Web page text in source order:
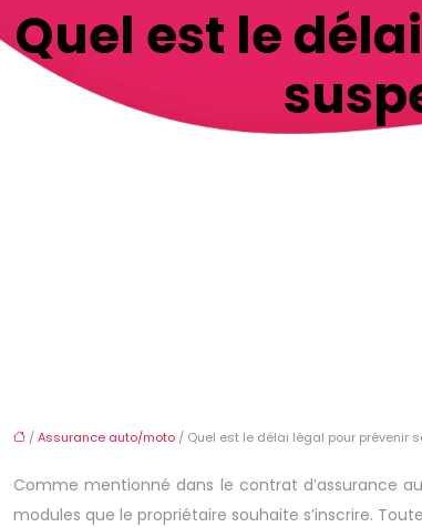
Quel est le
/Assurance auto/moto / Quel est le délai légal pour prévenir
Comme mentionné dans le contrat d’assurance
modules que le propriétaire souhaite s’inscrire.